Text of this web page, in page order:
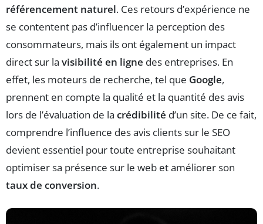
référencement naturel. Ces retours d’expérience ne
se contentent pas d’influencer la perception des
consommateurs, mais ils ont également un impact
direct sur la visibilité en ligne des entreprises. En
effet, les moteurs de recherche, tel que Google,
prennent en compte la qualité et la quantité des avis
lors de l’évaluation de la crédibilité d’un site. De ce fait,
comprendre l’influence des avis clients sur le SEO
devient essentiel pour toute entreprise souhaitant
optimiser sa présence sur le web et améliorer son
taux de conversion.